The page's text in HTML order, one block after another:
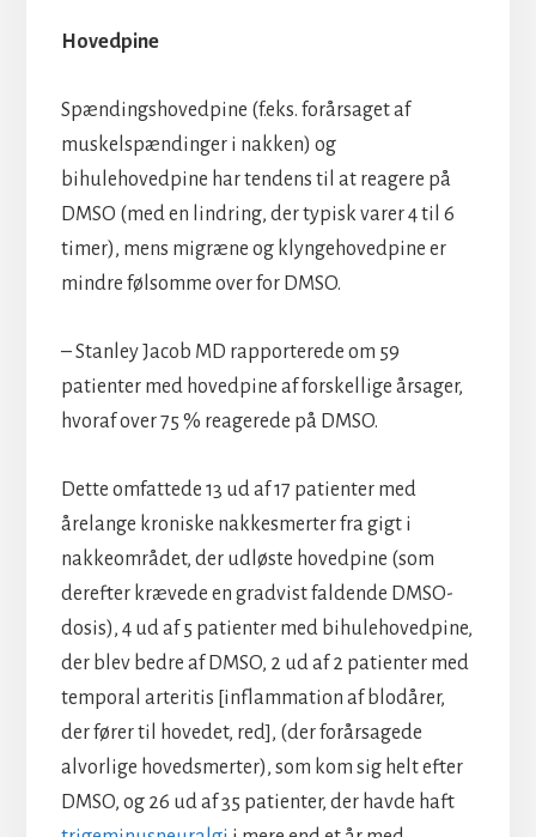
Hovedpine
Spændingshovedpine (f.eks. forårsaget af
muskelspændinger i nakken) og
bihulehovedpine har tendens til at reagere på
DMSO (med en lindring, der typisk varer 4 til 6
timer), mens migræne og klyngehovedpine er
mindre følsomme over for DMSO.
– Stanley Jacob MD rapporterede om 59
patienter med hovedpine af forskellige årsager,
hvoraf over 75 % reagerede på DMSO.
Dette omfattede 13 ud af 17 patienter med
årelange kroniske nakkesmerter fra gigt i
nakkeområdet, der udløste hovedpine (som
derefter krævede en gradvist faldende DMSO-
dosis), 4 ud af 5 patienter med bihulehovedpine,
der blev bedre af DMSO, 2 ud af 2 patienter med
temporal arteritis [inflammation af blodårer,
der fører til hovedet, red], (der forårsagede
alvorlige hovedsmerter), som kom sig helt efter
DMSO, og 26 ud af 35 patienter, der havde haft